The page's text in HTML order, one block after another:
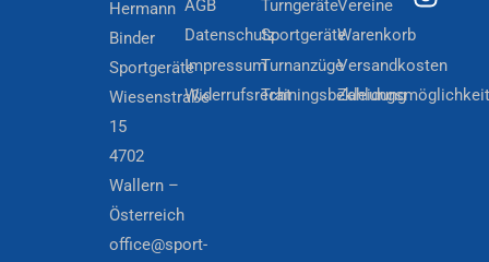
Hermann
Binder
Sportgeräte
Wiesenstraße
15
4702
Wallern –
Österreich
office@sport-
AGB
Datenschutz
Impressum
Widerrufsrecht
Turngeräte
Sportgeräte
Turnanzüge
Trainingsbekleidung
Vereine
Warenkorb
Versandkosten